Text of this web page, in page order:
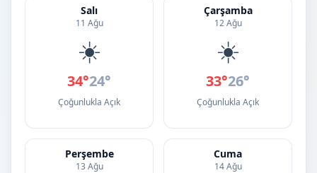
Salı
11 Ağu
☀️
34°24°
Çoğunlukla Açık
Çarşamba
12 Ağu
☀️
33°26°
Çoğunlukla Açık
Perşembe
13 Ağu
Cuma
14 Ağu